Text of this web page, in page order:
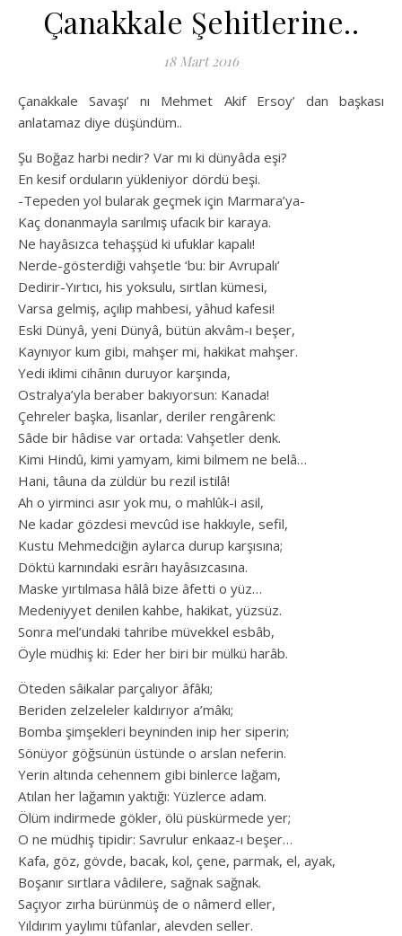
Çanakkale Şehitlerine..
18 Mart 2016
Çanakkale Savaşı’ nı Mehmet Akif Ersoy’ dan başkası
anlatamaz diye düşündüm..
Şu Boğaz harbi nedir? Var mı ki dünyâda eşi?
En kesif orduların yükleniyor dördü beşi.
-Tepeden yol bularak geçmek için Marmara’ya-
Kaç donanmayla sarılmış ufacık bir karaya.
Ne hayâsızca tehaşşüd ki ufuklar kapalı!
Nerde-gösterdiği vahşetle ‘bu: bir Avrupalı’
Dedirir-Yırtıcı, his yoksulu, sırtlan kümesi,
Varsa gelmiş, açılıp mahbesi, yâhud kafesi!
Eski Dünyâ, yeni Dünyâ, bütün akvâm-ı beşer,
Kaynıyor kum gibi, mahşer mi, hakikat mahşer.
Yedi iklimi cihânın duruyor karşında,
Ostralya’yla beraber bakıyorsun: Kanada!
Çehreler başka, lisanlar, deriler rengârenk:
Sâde bir hâdise var ortada: Vahşetler denk.
Kimi Hindû, kimi yamyam, kimi bilmem ne belâ…
Hani, tâuna da züldür bu rezil istilâ!
Ah o yirminci asır yok mu, o mahlûk-i asil,
Ne kadar gözdesi mevcûd ise hakkıyle, sefil,
Kustu Mehmedciğin aylarca durup karşısına;
Döktü karnındaki esrârı hayâsızcasına.
Maske yırtılmasa hâlâ bize âfetti o yüz…
Medeniyyet denilen kahbe, hakikat, yüzsüz.
Sonra mel’undaki tahribe müvekkel esbâb,
Öyle müdhiş ki: Eder her biri bir mülkü harâb.
Öteden sâikalar parçalıyor âfâkı;
Beriden zelzeleler kaldırıyor a’mâkı;
Bomba şimşekleri beyninden inip her siperin;
Sönüyor göğsünün üstünde o arslan neferin.
Yerin altında cehennem gibi binlerce lağam,
Atılan her lağamın yaktığı: Yüzlerce adam.
Ölüm indirmede gökler, ölü püskürmede yer;
O ne müdhiş tipidir: Savrulur enkaaz-ı beşer…
Kafa, göz, gövde, bacak, kol, çene, parmak, el, ayak,
Boşanır sırtlara vâdilere, sağnak sağnak.
Saçıyor zırha bürünmüş de o nâmerd eller,
Yıldırım yaylımı tûfanlar, alevden seller.